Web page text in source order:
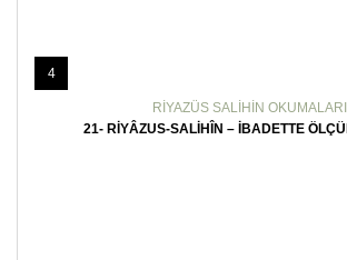
4
RIYAZÜS SALIHIN OKUMALARI
21- RIYÂZUS-SALIHÎN – İBADETTE